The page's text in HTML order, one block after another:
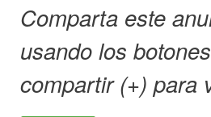
e e
b
o
o
Comparta este
usando los
compartir (+) para